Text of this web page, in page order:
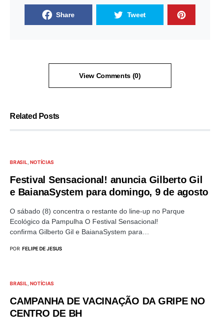
Share Tweet
View Comments (0)
Related Posts
BRASIL NOTÍCIAS
Festival Sensacional! anuncia Gilberto Gil
e BaianaSystem para domingo, 9 de agosto
O sábado (8) concentra o restante do line-up no Parque
Ecológico da Pampulha O Festival Sensacional!
confirma Gilberto Gil e BaianaSystem para…
POR FELIPE DE JESUS
BRASIL NOTÍCIAS
CAMPANHA DE VACINAÇÃO DA GRIPE NO
CENTRO DE BH